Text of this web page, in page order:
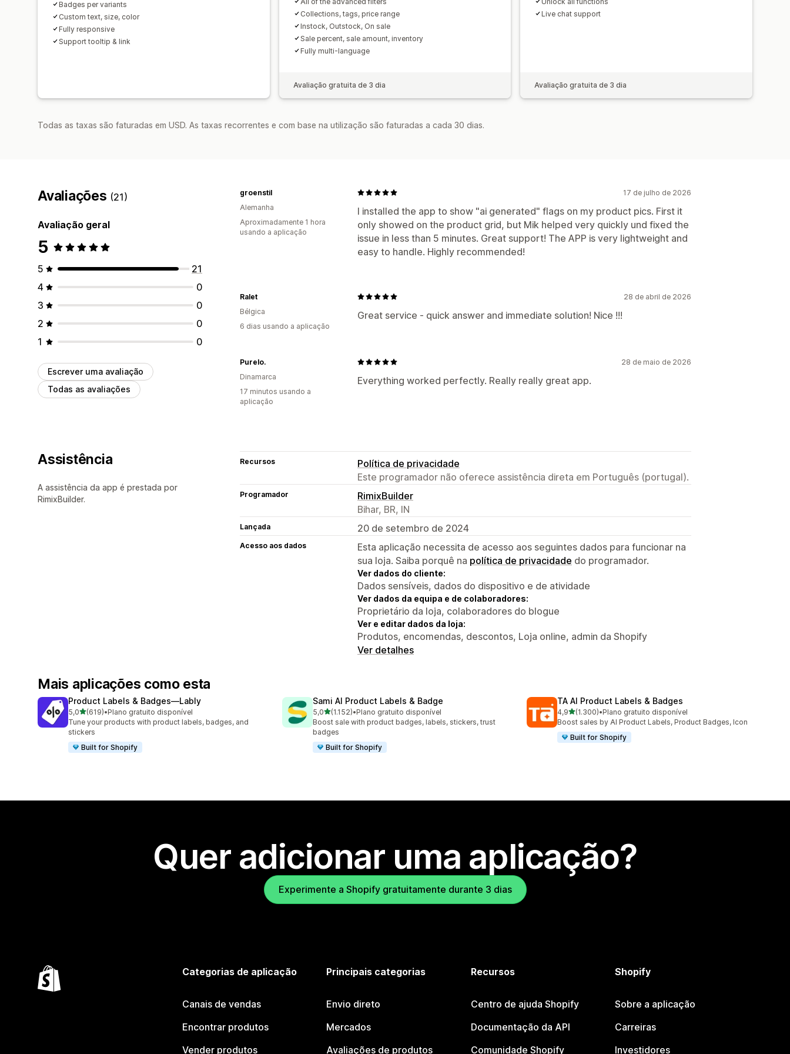
Badges per variants
Custom text, size, color
Fully responsive
Support tooltip & link
Collections, tags, price range
Instock, Outstock, On sale
Sale percent, sale amount, inventory
Fully multi-language
Avaliação gratuita de 3 dia
Live chat support
Avaliação gratuita de 3 dia
Todas as taxas são faturadas em USD. As taxas recorrentes e com base na utilização são faturadas a cada 30 dias.
Avaliações (21)
Avaliação geral
5
5
21
4
0
3
0
2
0
1
0
Escrever uma avaliação
Todas as avaliações
17 de julho de 2026
I installed the app to show "ai generated" flags on my product pics. First it
only showed on the product grid, but Mik helped very quickly und fixed the
issue in less than 5 minutes. Great support! The APP is very lightweight and
easy to handle. Highly recommended!
groenstil
Alemanha
Aproximadamente 1 hora
usando a aplicação
28 de abril de 2026
Great service - quick answer and immediate solution! Nice !!!
Ralet
Bélgica
6 dias usando a aplicação
28 de maio de 2026
Everything worked perfectly. Really really great app.
Purelo.
Dinamarca
17 minutos usando a
aplicação
Assistência
A assistência da app é prestada por
RimixBuilder.
Recursos
Política de privacidade
Este programador não oferece assistência direta em Português (portugal).
Programador
RimixBuilder
Bihar, BR, IN
Lançada 20 de setembro de 2024
Acesso aos dados
Esta aplicação necessita de acesso aos seguintes dados para funcionar na
sua loja. Saiba porquê na política de privacidade do programador.
Ver dados do cliente:
Dados sensíveis, dados do dispositivo e de atividade
Ver dados da equipa e de colaboradores:
Proprietário da loja, colaboradores do blogue
Ver e editar dados da loja:
Produtos, encomendas, descontos, Loja online, admin da Shopify
Ver detalhes
Mais aplicações como esta
Product Labels & Badges—Lably
5,0de 5 estrelas
(619)
619 total de avaliações
•Plano gratuito disponível
Tune your products with product labels, badges, and
stickers
Built for Shopify
Sami AI Product Labels & Badge
5,0de 5 estrelas
(1.152)
1152 total de avaliações
•Plano gratuito disponível
Boost sale with product badges, labels, stickers, trust
badges
Built for Shopify
TA AI Product Labels & Badges
4,9de 5 estrelas
(1.300)
1300 total de avaliações
•Plano gratuito disponível
Boost sales by AI Product Labels, Product Badges, Icon
Built for Shopify
Quer adicionar uma aplicação?
Experimente a Shopify gratuitamente durante 3 dias
Categorias de aplicação
Canais de vendas
Encontrar produtos
Vender produtos
Principais categorias
Envio direto
Mercados
Avaliações de produtos
Recursos
Centro de ajuda Shopify
Documentação da API
Comunidade Shopify
Shopify
Sobre a aplicação
Carreiras
Investidores